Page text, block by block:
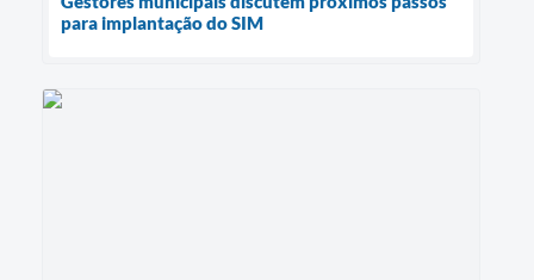
para implantação do SIM